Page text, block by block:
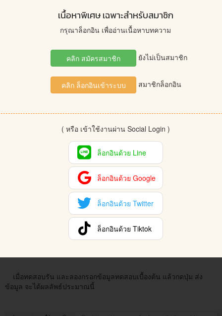
<!--     ส่วนของข้อมูลฟอร์ม ที่เราจะเพิ่ม-->
<?= form_close() ?>
เราจะทดสอบสร้าง input text และ textarea สำหรับส่งค่าข้อมูล
<input type= "text" name="input1" value=
<button type="submit">Send</button>
<?= form_close() ?>
เมื่อทดสอบรัน และลองกรอกข้อมูลทดสอบเบื้องต้น แล้วกดปุ่ม ส่ง
ข้อมูล จะได้ผลลัพธ์ประมาณนี้
เนื้อหาพิเศษ เฉพาะสำหรับสมาชิก
กรุณาล็อกอิน เพื่ออ่านเนื้อหาบทความ
คลิก สมัครสมาชิก ยังไม่เป็นสมาชิก
คลิก ล็อกอินเข้าระบบ สมาชิกล็อกอิน
( หรือ เข้าใช้งานผ่าน Social Login )
ล็อกอินด้วย Line
ล็อกอินด้วย Google
ล็อกอินด้วย Twitter
ล็อกอินด้วย Tiktok